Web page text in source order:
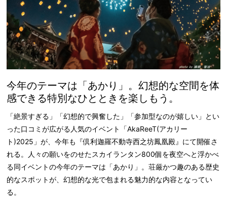
今年のテーマは「あかり」。幻想的な空間を体
感できる特別なひとときを楽しもう。
「絶景すぎる」「幻想的で興奮した」「参加型なのが嬉しい」とい
った口コミが広がる人気のイベント「AkaReeT(アカリー
ト)2025」が、今年も『倶利迦羅不動寺西之坊鳳凰殿』にて開催さ
れる。人々の願いをのせたスカイランタン800個を夜空へと浮かべ
る同イベントの今年のテーマは「あかり」。荘厳かつ趣のある歴史
的なスポットが、幻想的な光で包まれる魅力的な内容となってい
る。